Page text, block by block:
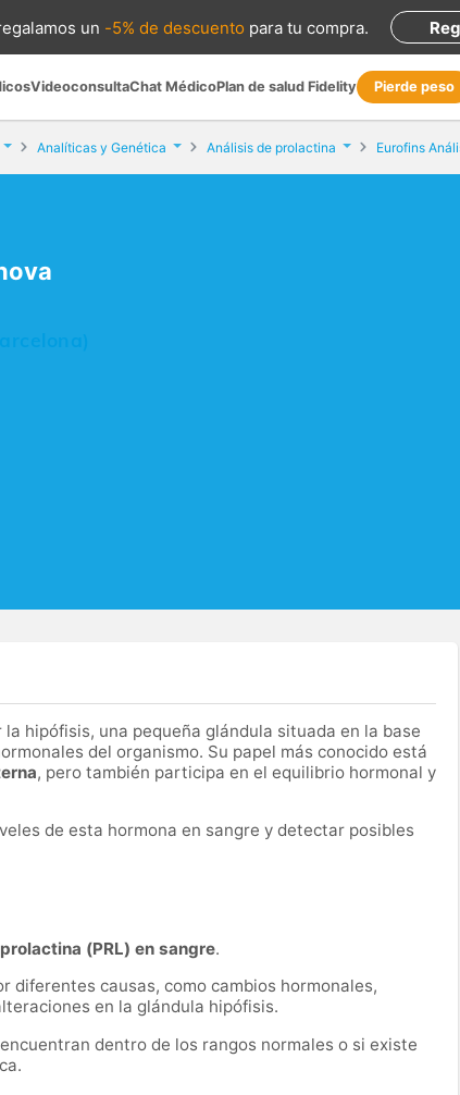
un -5% de descuento para tu compra.
VideoconsultaChat MédicoPlan de salud Fidelity Pierde peso
Analíticas y Genética Análisis de prolactina Eurofins
hipófisis, una pequeña glándula situada en la base
del organismo. Su papel más conocido está
, pero también participa en el equilibrio hormonal y
de esta hormona en sangre y detectar posibles
(PRL) en sangre.
diferentes causas, como cambios hormonales,
en la glándula hipófisis.
dentro de los rangos normales o si existe